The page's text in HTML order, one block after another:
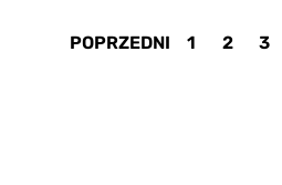
POPRZEDNI 1 2 3